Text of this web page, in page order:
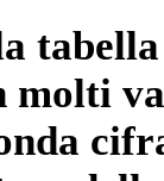
molti